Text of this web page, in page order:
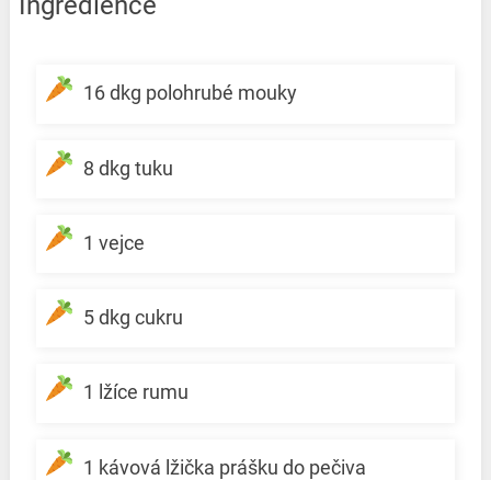
16 dkg polohrubé mouky
8 dkg tuku
1 vejce
5 dkg cukru
1 lžíce rumu
1 kávová lžička prášku do pečiva